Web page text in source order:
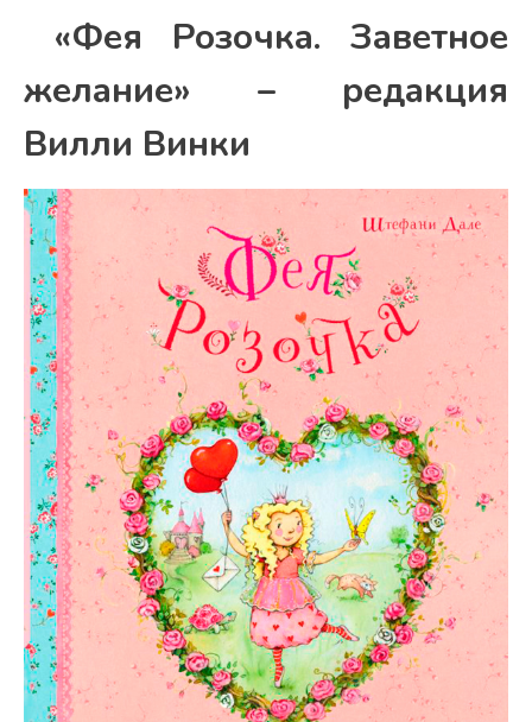
«Фея Розочка. Заветное
желание» – редакция
Вилли Винки